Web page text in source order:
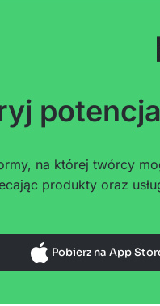
na której twórcy
produkty oraz
Pobierz na App